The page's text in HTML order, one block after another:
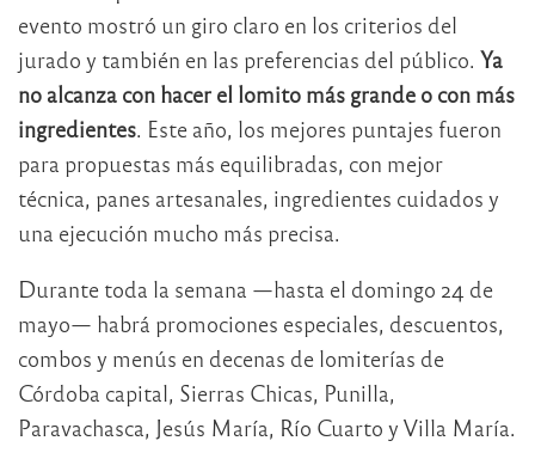
evento mostró un giro claro en los criterios del
jurado y también en las preferencias del público. Ya
no alcanza con hacer el lomito más grande o con más
ingredientes. Este año, los mejores puntajes fueron
para propuestas más equilibradas, con mejor
técnica, panes artesanales, ingredientes cuidados y
una ejecución mucho más precisa.
Durante toda la semana —hasta el domingo 24 de
mayo— habrá promociones especiales, descuentos,
combos y menús en decenas de lomiterías de
Córdoba capital, Sierras Chicas, Punilla,
Paravachasca, Jesús María, Río Cuarto y Villa María.